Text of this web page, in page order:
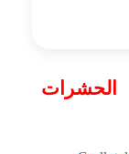
الحشرات